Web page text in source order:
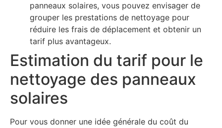
panneaux solaires, vous pouvez envisager de
grouper les prestations de nettoyage pour
réduire les frais de déplacement et obtenir un
tarif plus avantageux.
Estimation du tarif pour le
nettoyage des panneaux
solaires
Pour vous donner une idée générale du coût du